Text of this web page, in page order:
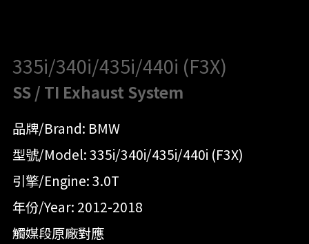
335i/340i/435i/440i (F3X)
SS / TI Exhaust System
品牌/Brand: BMW
型號/Model: 335i/340i/435i/440i (F3X)
引擎/Engine: 3.0T
年份/Year: 2012-2018
觸媒段原廠對應